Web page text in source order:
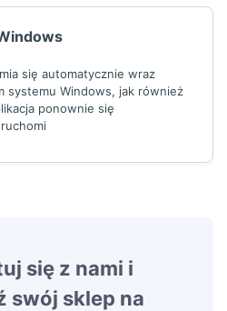
się automatycznie wraz
systemu Windows, jak również
ponownie się
się z nami i
swój sklep na